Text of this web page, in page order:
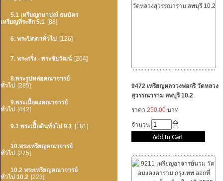
5.1 เหรียญกษาปณ์ ธนบัตร
เหรียญที่ระลึก 5.1 [88]
6. พระปิดตาทั่วไป [126]
7. พระกริ่ง - พระชัยวัฒน์ [204]
8.พระรูปหล่อคณาจารย์
ทั่วไป
[285]
9.พระเนื้อผงคณาจารย์
ทั่วไป
[442]
9.1 พระเนืิ้อดินทั่วไป 9.1 [181]
10.พระเหรียญคณาจารย์
ทั่วไป
[275]
10.2 พระเหรียญคณาจารย์
ทั่วไป 10.2 [223]
9472 เหรียญหลววงพ่อกรี วัดหลวง
สุวรรณาราม ลพบุรี 10.2
ราคา 250.00 บาท
จำนวน